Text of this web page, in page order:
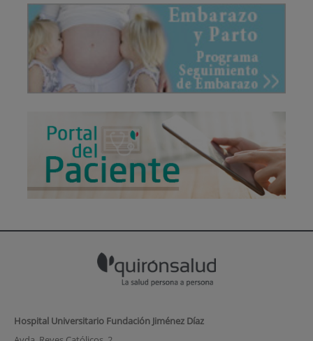
Hospital Universitario Fundación Jiménez Díaz